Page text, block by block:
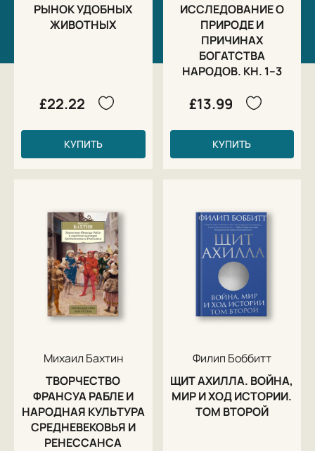
РЫНОК УДОБНЫХ
ЖИВОТНЫХ
£22.22
КУПИТЬ
ИССЛЕДОВАНИЕ О
ПРИРОДЕ И
ПРИЧИНАХ
БОГАТСТВА
НАРОДОВ. КН. 1–3
£13.99
КУПИТЬ
Михаил Бахтин
ТВОРЧЕСТВО
ФРАНСУА РАБЛЕ И
НАРОДНАЯ КУЛЬТУРА
СРЕДНЕВЕКОВЬЯ И
РЕНЕССАНСА
Филип Боббитт
ЩИТ АХИЛЛА. ВОЙНА,
МИР И ХОД ИСТОРИИ.
ТОМ ВТОРОЙ